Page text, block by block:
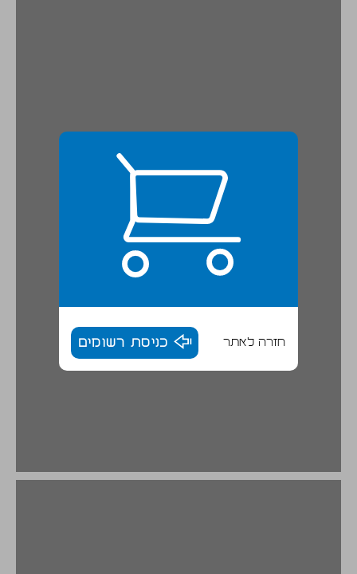
חזרה לאתר כניסת רשומים
ב. אוכל: בין צורך למטפורה ... 16